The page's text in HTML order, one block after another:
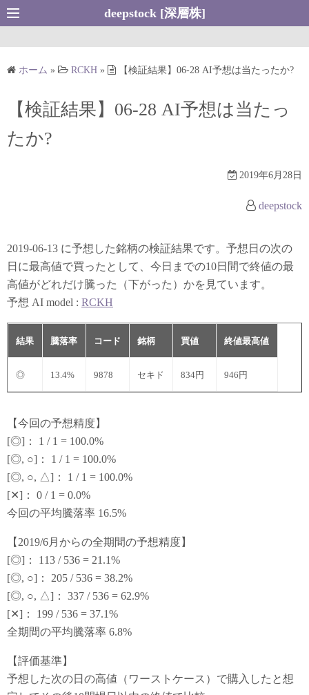
コ
ン
キ
deepstock [深層株]
ホーム » RCKH » 【検証結果】06-28 AI予想は当たったか?
【検証結果】06-28 AI予想は当たっ
たか?
2019年6月28日
deepstock
2019-06-13 に予想した銘柄の検証結果です。予想日の次の
日に最高値で買ったとして、今日までの10日間で終値の最
高値がどれだけ騰った（下がった）かを見ています。
予想 AI model : RCKH
結果 騰落率 コード 銘柄 買値 終値最高値
◎ 13.4% 9878 セキド 834円 946円
【今回の予想精度】
[◎]： 1 / 1 = 100.0%
[◎, ○]： 1 / 1 = 100.0%
[◎, ○, △]： 1 / 1 = 100.0%
[✕]： 0 / 1 = 0.0%
今回の平均騰落率 16.5%
【2019/6月からの全期間の予想精度】
[◎]： 113 / 536 = 21.1%
[◎, ○]： 205 / 536 = 38.2%
[◎, ○, △]： 337 / 536 = 62.9%
[✕]： 199 / 536 = 37.1%
全期間の平均騰落率 6.8%
【評価基準】
予想した次の日の高値（ワーストケース）で購入したと想